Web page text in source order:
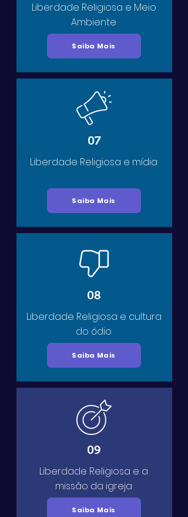
Liberdade Religiosa e Meio
Ambiente
Saiba Mais
07
Liberdade Religiosa e mídia
Saiba Mais
08
Liberdade Religiosa e cultura
do ódio
Saiba Mais
09
Liberdade Religiosa e a
missão da igreja
Saiba Mais